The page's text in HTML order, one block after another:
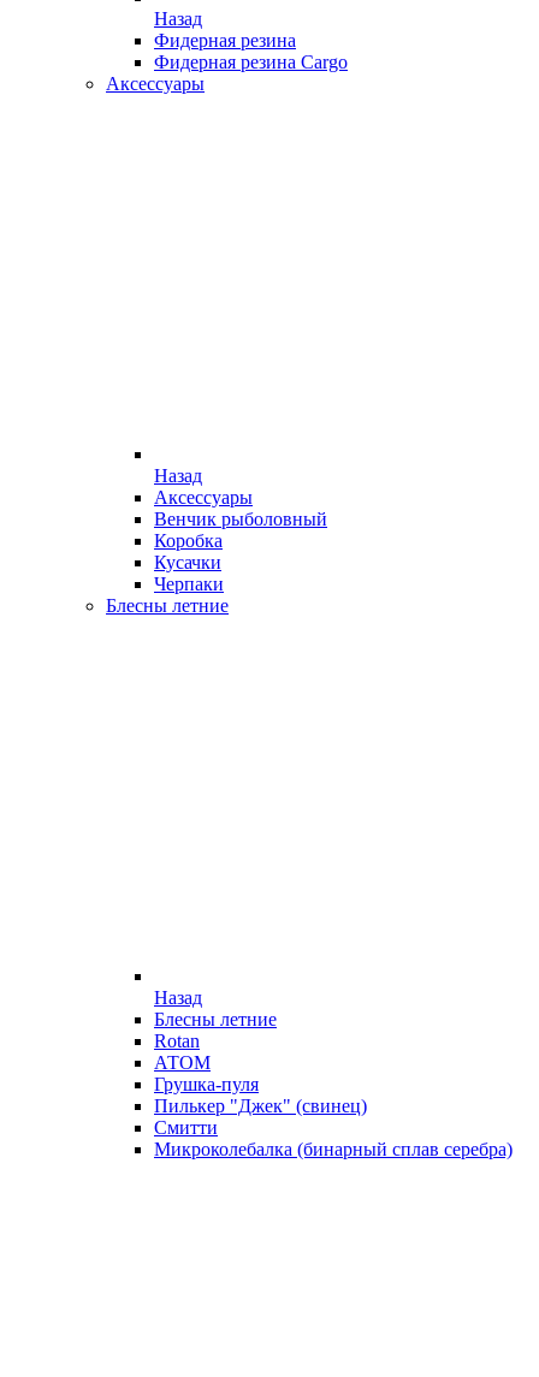
Назад
Фидерная резина
Фидерная резина Cargo
Аксессуары
Назад
Аксессуары
Венчик рыболовный
Коробка
Кусачки
Черпаки
Блесны летние
Назад
Блесны летние
Rotan
АТОМ
Грушка-пуля
Пилькер "Джек" (свинец)
Смитти
Микроколебалка (бинарный сплав серебра)